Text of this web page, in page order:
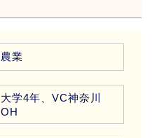
農業
大学4年、VC神奈川
OH